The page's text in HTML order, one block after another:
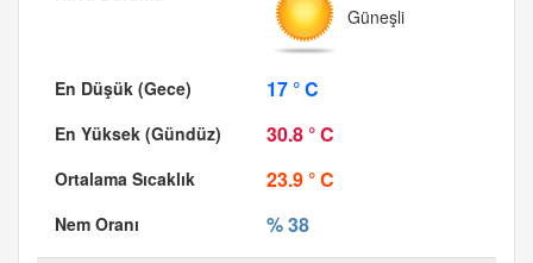
Güneşli
17 ° C
30.8 ° C
23.9 ° C
% 38